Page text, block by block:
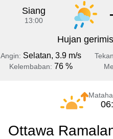
Siang
13:00
Hujan gerimis
Angin: Selatan, 3.9 m/s
Kelembaban: 76 %
Ottawa